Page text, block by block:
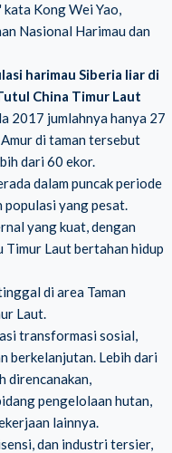
Kong Wei Yao,
Nasional Harimau dan
harimau Siberia liar di
China Timur Laut
2017 jumlahnya hanya 27
di taman tersebut
dari 60 ekor.
dalam puncak periode
populasi yang pesat.
yang kuat, dengan
Timur Laut bertahan hidup
di area Taman
Laut.
transformasi sosial,
berkelanjutan. Lebih dari
direncanakan,
pengelolaan hutan,
lainnya.
dan industri tersier,